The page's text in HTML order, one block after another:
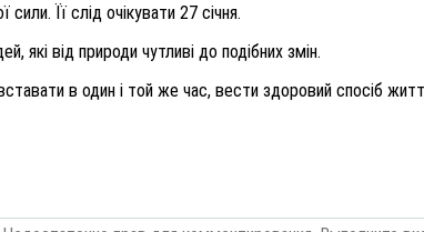
Її слід очікувати 27 січня.
які від природи чутливі до подібних змін.
в один і той же час, вести здоровий спосіб